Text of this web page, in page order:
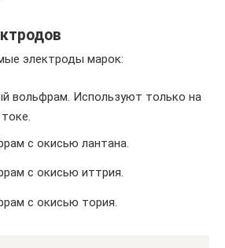
электроды марок:
вольфрам. Используют только на
с окисью лантана.
с окисью иттрия.
с окисью тория.